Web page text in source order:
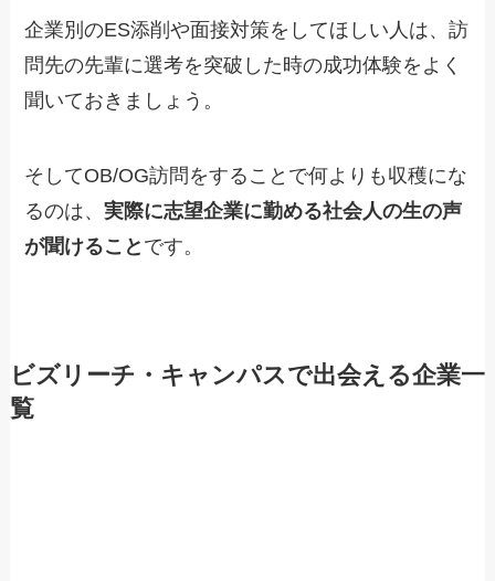
企業別のES添削や面接対策をしてほしい人は、訪
問先の先輩に選考を突破した時の成功体験をよく
聞いておきましょう。
そしてOB/OG訪問をすることで何よりも収穫にな
るのは、実際に志望企業に勤める社会人の生の声
が聞けること です。
ビズリーチ・キャンパスで出会える企業一
覧